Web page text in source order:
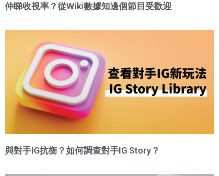
仲睇收視率？從Wiki數據知邊個節目受歡迎
與對手IG抗衡？如何調查對手IG Story？